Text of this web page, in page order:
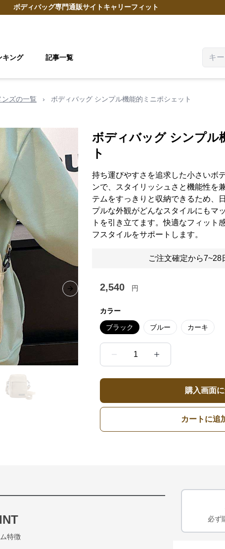
ボディバッグ専門通販サイトキャリーフィット
キング 記事一覧
ズの一覧 › ボディバッグ シンプル機能的ミニポシェット
Next slide
ボディバッグ シンプル
ト
持ち運びやすさを追求した小さいボ
ンで、スタイリッシュさと機能性を
テムをすっきりと収納できるため、
プルな外観がどんなスタイルにもマ
トを引き立てます。快適なフィット
フスタイルをサポートします。
ご注文確定から7~28
2,540 円
カラー
ブラック ブルー カーキ
1
購入画面
カートに追
特徴
必ず